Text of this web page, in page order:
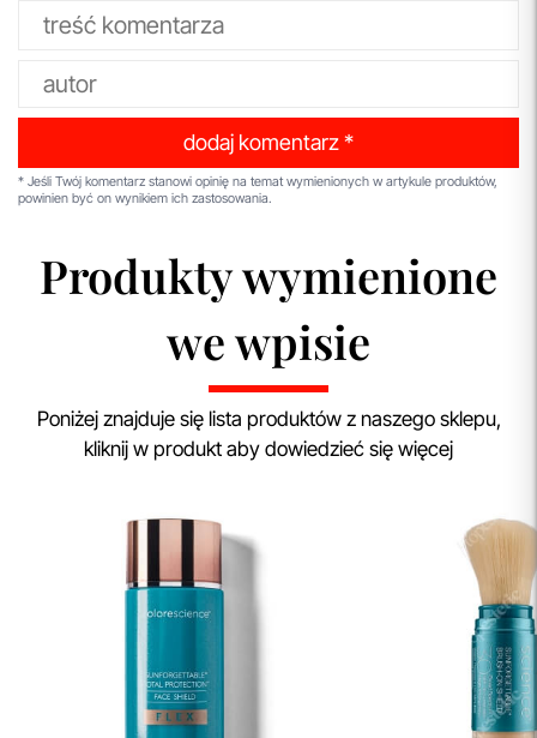
dodaj komentarz *
* Jeśli Twój komentarz stanowi opinię na temat wymienionych w artykule produktów,
powinien być on wynikiem ich zastosowania.
Produkty wymienione
we wpisie
Poniżej znajduje się lista produktów z naszego sklepu,
kliknij w produkt aby dowiedzieć się więcej